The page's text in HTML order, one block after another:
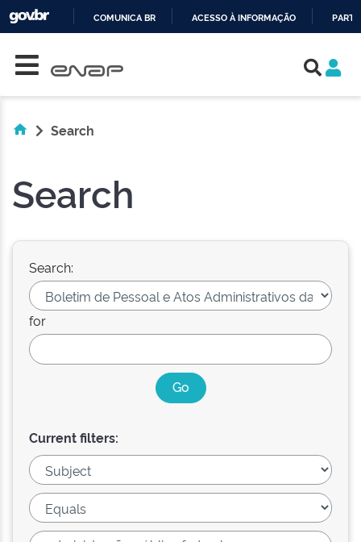
COMUNICA BR ACESSO À INFORMAÇÃO
Search
Search
Search:
for
Current filters: